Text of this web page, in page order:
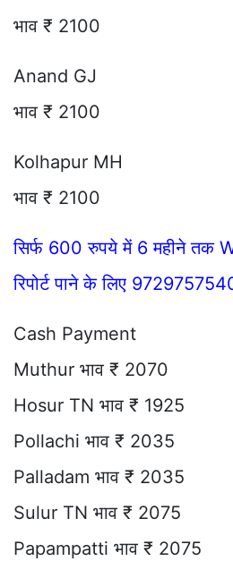
भाव ₹ 2100
Anand GJ
भाव ₹ 2100
Kolhapur MH
भाव ₹ 2100
सिर्फ 600 रुपये में 6 महीने तक
रिपोर्ट पाने के लिए
Cash Payment
Muthur भाव ₹ 2070
Hosur TN भाव ₹ 1925
Pollachi भाव ₹ 2035
Palladam भाव ₹ 2035
Sulur TN भाव ₹ 2075
Papampatti भाव ₹ 2075